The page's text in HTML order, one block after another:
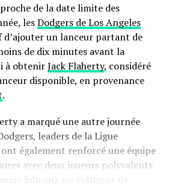
de la date limite des
lesDodgers de Los Angeles
un lanceur partant de
de dix minutes avant la
à obtenirJack Flaherty, considéré
disponible, en provenance
.
a marqué une autre journée
leaders de la Ligue
également renforcé une équipe
avec deux joueurs polyvalents